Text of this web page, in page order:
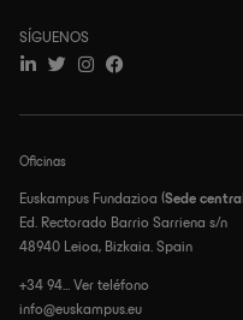
Oficinas
Euskampus Fundazioa (Sede central
Ed. Rectorado Barrio Sarriena s/n
48940 Leioa, Bizkaia. Spain
+34 94... Ver teléfono
info@euskampus.eu
SÍGUENOS